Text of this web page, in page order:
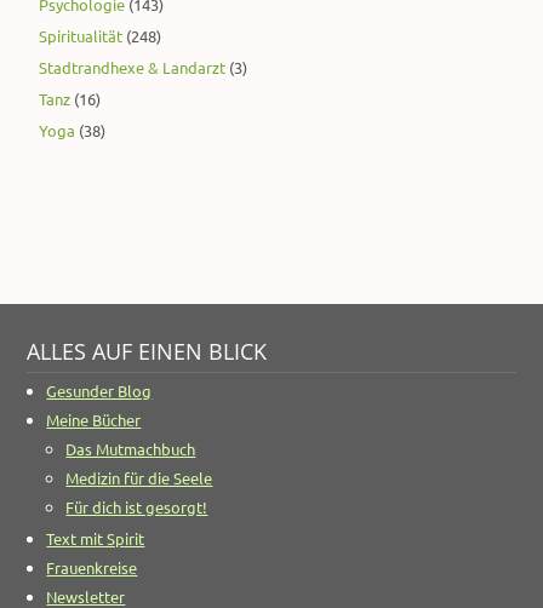
Spiritualität (248)
Stadtrandhexe & Landarzt (3)
Tanz (16)
Yoga (38)
ALLES AUF EINEN BLICK
Gesunder Blog
Meine Bücher
Das Mutmachbuch
Medizin für die Seele
Für dich ist gesorgt!
Text mit Spirit
Frauenkreise
Newsletter